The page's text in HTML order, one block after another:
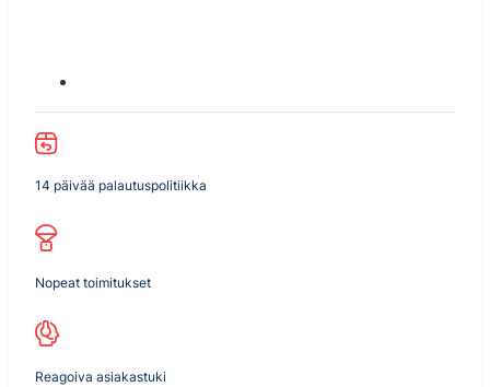
14 päivää palautuspolitiikka
Nopeat toimitukset
Reagoiva asiakastuki